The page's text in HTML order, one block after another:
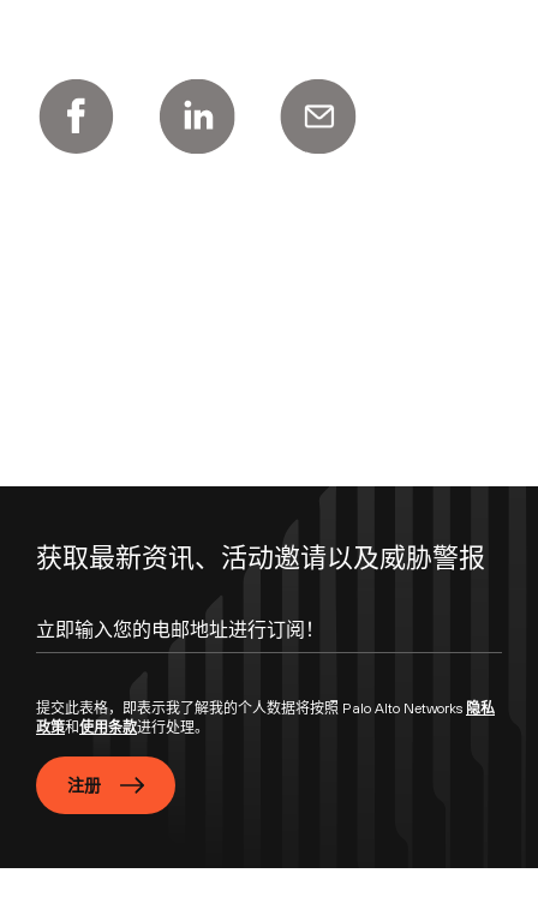
获取最新资讯、活动邀请以及威胁警报
提交此表格，即表示我了解我的个人数据将按照 Palo Alto Networks 隐私
政策和使用条款进行处理。
注册